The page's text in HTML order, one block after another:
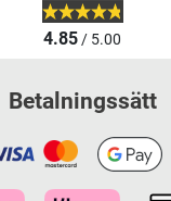
4.85/ 5.00
Betalningssätt